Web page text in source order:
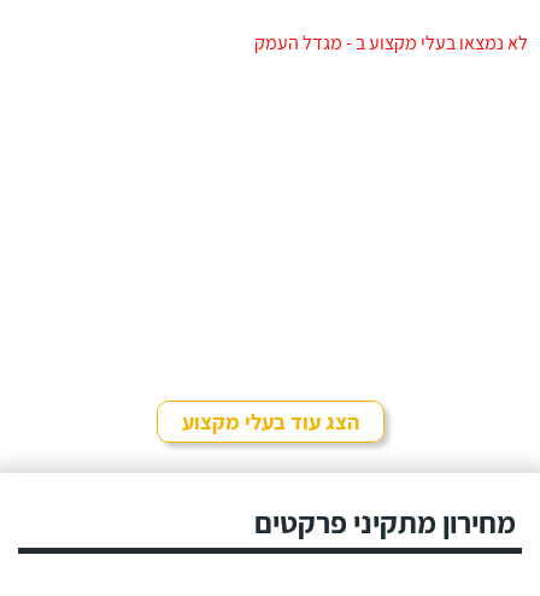
לא נמצאו בעלי מקצוע ב - מגדל העמק
הצג עוד בעלי מקצוע
מחירון מתקיני פרקטים